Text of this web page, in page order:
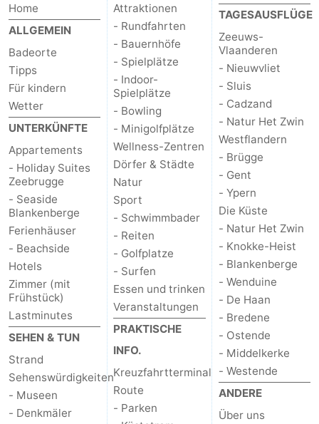
Home
ALLGEMEIN
Badeorte
Tipps
Für kindern
Wetter
UNTERKÜNFTE
Appartements
- Holiday Suites
Zeebrugge
- Seaside
Blankenberge
Ferienhäuser
- Beachside
Hotels
Zimmer (mit
Frühstück)
Lastminutes
SEHEN & TUN
Strand
Sehenswürdigkeiten
- Museen
- Denkmäler
Attraktionen
- Rundfahrten
- Bauernhöfe
- Spielplätze
- Indoor-
Spielplätze
- Bowling
- Minigolfplätze
Wellness-Zentren
Dörfer & Städte
Natur
Sport
- Schwimmbader
- Reiten
- Golfplatze
- Surfen
Essen und trinken
Veranstaltungen
PRAKTISCHE
INFO.
Kreuzfahrtterminal
Route
- Parken
TAGESAUSFLÜGE
Zeeuws-
Vlaanderen
- Nieuwvliet
- Sluis
- Cadzand
- Natur Het Zwin
Westflandern
- Brügge
- Gent
- Ypern
Die Küste
- Natur Het Zwin
- Knokke-Heist
- Blankenberge
- Wenduine
- De Haan
- Bredene
- Ostende
- Middelkerke
- Westende
ANDERE
Über uns